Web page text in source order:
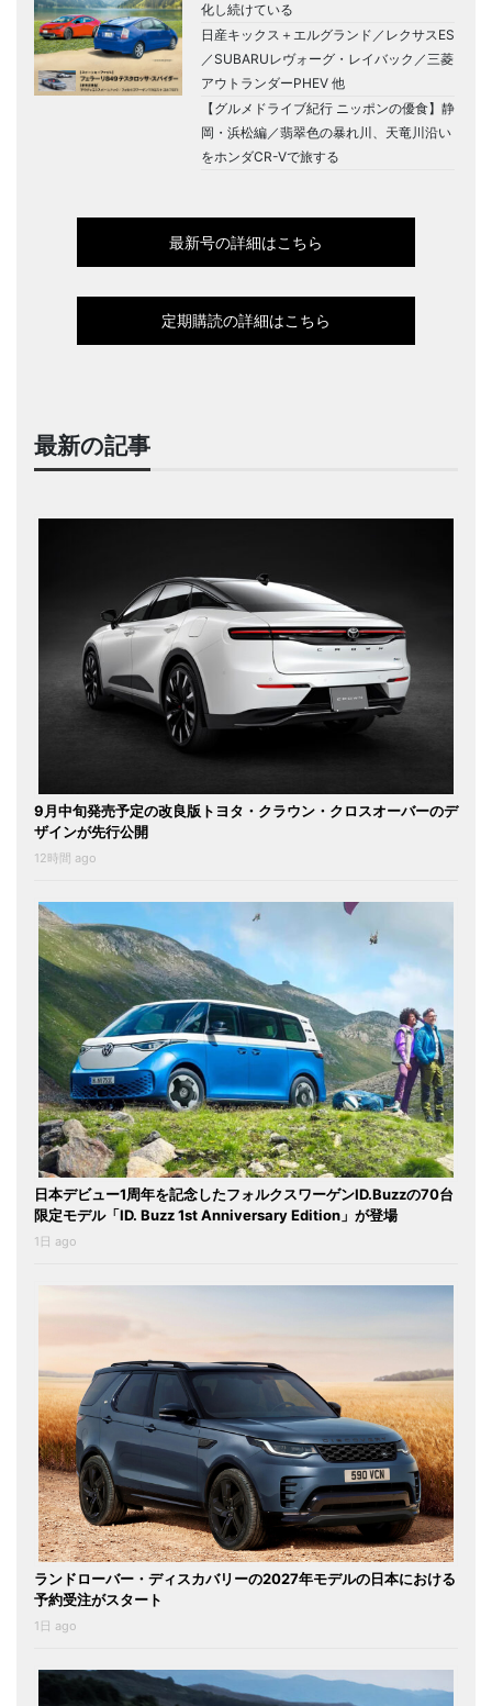
化し続けている
日産キックス＋エルグランド／レクサスES
／SUBARUレヴォーグ・レイバック／三菱
アウトランダーPHEV 他
【グルメドライブ紀行 ニッポンの優食】静
岡・浜松編／翡翠色の暴れ川、天竜川沿い
をホンダCR-Vで旅する
最新号の詳細はこちら
定期購読の詳細はこちら
最新の記事
9月中旬発売予定の改良版トヨタ・クラウン・クロスオーバーのデ
ザインが先行公開
12時間 ago
日本デビュー1周年を記念したフォルクスワーゲンID.Buzzの70台
限定モデル「ID. Buzz 1st Anniversary Edition」が登場
1日 ago
ランドローバー・ディスカバリーの2027年モデルの日本における
予約受注がスタート
1日 ago